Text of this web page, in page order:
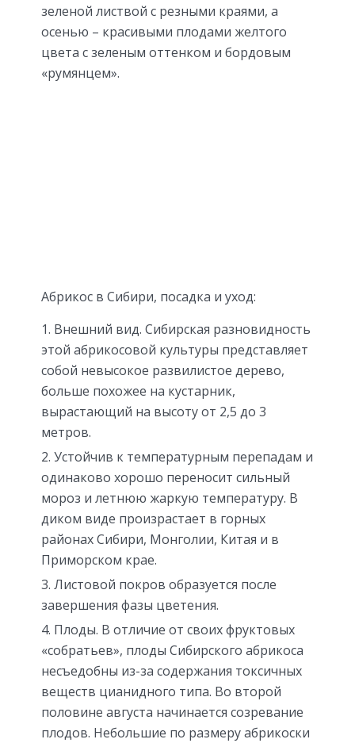
зеленой листвой с резными краями, а
осенью – красивыми плодами желтого
цвета с зеленым оттенком и бордовым
«румянцем».
Абрикос в Сибири, посадка и уход:
Внешний вид. Сибирская разновидность
этой абрикосовой культуры представляет
собой невысокое развилистое дерево,
больше похожее на кустарник,
вырастающий на высоту от 2,5 до 3
метров.
Устойчив к температурным перепадам и
одинаково хорошо переносит сильный
мороз и летнюю жаркую температуру. В
диком виде произрастает в горных
районах Сибири, Монголии, Китая и в
Приморском крае.
Листовой покров образуется после
завершения фазы цветения.
Плоды. В отличие от своих фруктовых
«собратьев», плоды Сибирского абрикоса
несъедобны из-за содержания токсичных
веществ цианидного типа. Во второй
половине августа начинается созревание
плодов. Небольшие по размеру абрикоски